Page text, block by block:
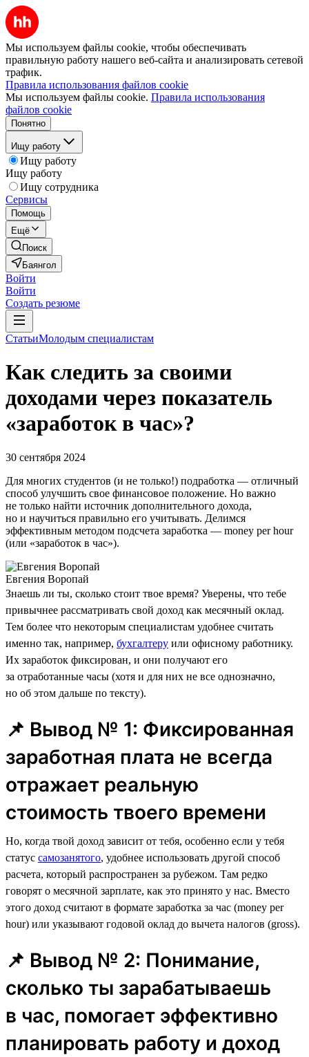
Мы используем файлы cookie, чтобы обеспечивать
правильную работу нашего веб-сайта и анализировать сетевой
трафик.
Правила использования файлов cookie
Мы используем файлы cookie. Правила использования
файлов cookie
Понятно
Ищу работу
Ищу работу
Ищу работу
Ищу сотрудника
Сервисы
Помощь
Ещё
Поиск
Баянгол
Войти
Войти
Создать резюме
СтатьиМолодым специалистам
Как следить за своими
доходами через показатель
«заработок в час»?
30 сентября 2024
Для многих студентов (и не только!) подработка — отличный
способ улучшить свое финансовое положение. Но важно
не только найти источник дополнительного дохода,
но и научиться правильно его учитывать. Делимся
эффективным методом подсчета заработка — money per hour
(или «заработок в час»).
Евгения Воропай
Знаешь ли ты, сколько стоит твое время? Уверены, что тебе
привычнее рассматривать свой доход как месячный оклад.
Тем более что некоторым специалистам удобнее считать
именно так, например, бухгалтеру или офисному работнику.
Их заработок фиксирован, и они получают его
за отработанные часы (хотя и для них не все однозначно,
но об этом дальше по тексту).
📌 Вывод № 1: Фиксированная
заработная плата не всегда
отражает реальную
стоимость твоего времени
Но, когда твой доход зависит от тебя, особенно если у тебя
статус самозанятого, удобнее использовать другой способ
расчета, который распространен за рубежом. Там редко
говорят о месячной зарплате, как это принято у нас. Вместо
этого доход считают в формате заработка за час (money per
hour) или указывают годовой оклад до вычета налогов (gross).
📌 Вывод № 2: Понимание,
сколько ты зарабатываешь
в час, помогает эффективно
планировать работу и доход